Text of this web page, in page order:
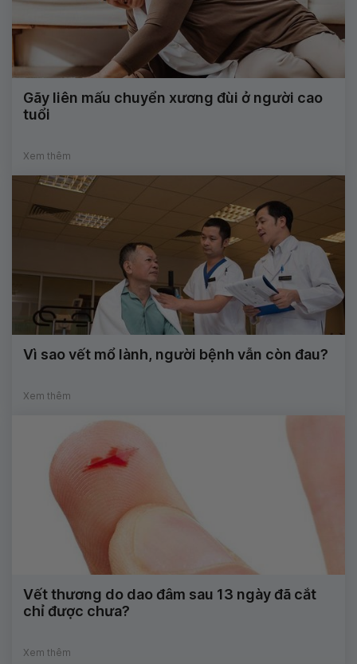
Gãy liên mấu chuyển xương đùi ở người cao
tuổi
Xem thêm
Vì sao vết mổ lành, người bệnh vẫn còn đau?
Xem thêm
Vết thương do dao đâm sau 13 ngày đã cắt
chỉ được chưa?
Xem thêm